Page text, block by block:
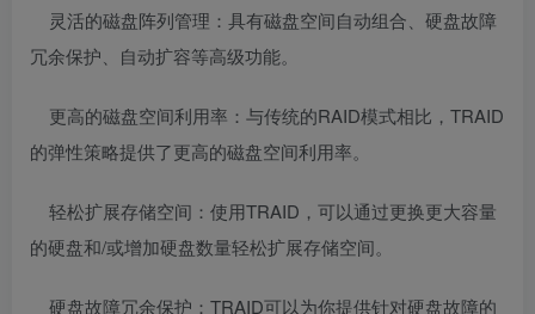
灵活的磁盘阵列管理：具有磁盘空间自动组合、硬盘故障
冗余保护、自动扩容等高级功能。
更高的磁盘空间利用率：与传统的RAID模式相比，TRAID
的弹性策略提供了更高的磁盘空间利用率。
轻松扩展存储空间：使用TRAID，可以通过更换更大容量
的硬盘和/或增加硬盘数量轻松扩展存储空间。
硬盘故障冗余保护：TRAID可以为你提供针对硬盘故障的